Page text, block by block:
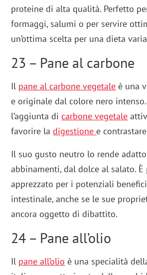
proteine di alta qualità. Perfetto
formaggi, salumi o per servire
un’ottima scelta per una dieta
23 – Pane al carbone
Il pane al carbone vegetale è una
e originale dal colore nero
l’aggiunta dicarbone vegetale
favorire ladigestione e
Il suo gusto neutro lo rende
abbinamenti, dal dolce al salato.
apprezzato per i potenziali
intestinale, anche se le sue
ancora oggetto di dibattito.
24 – Pane all’olio
Il pane all’olio è una specialità